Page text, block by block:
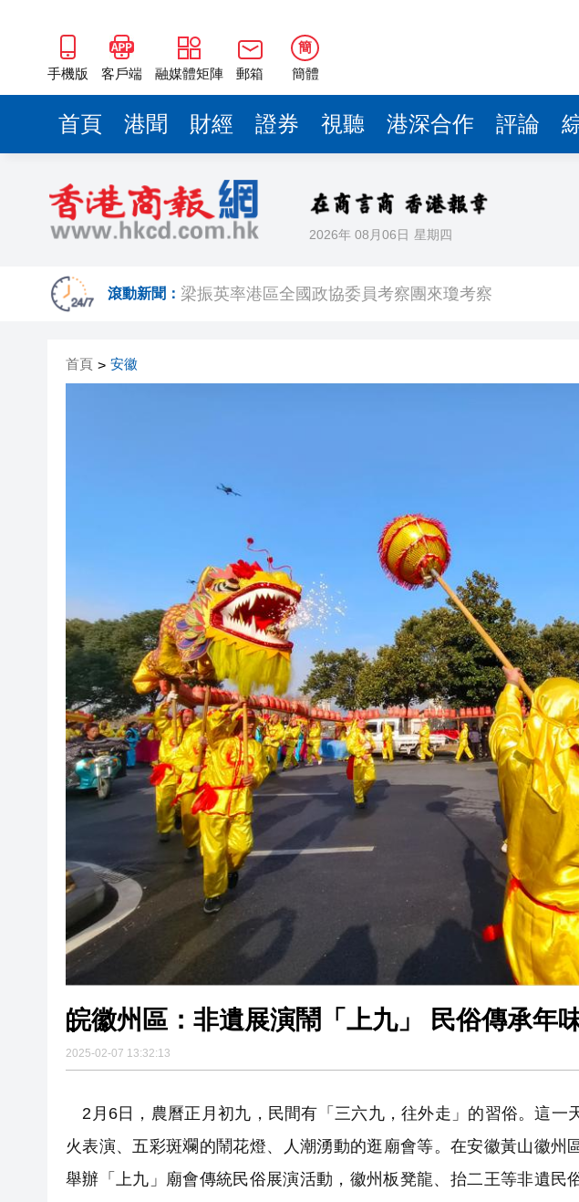
手機版 客戶端 融媒體矩陣 郵箱
簡
簡體
首頁 港聞 財經 證券 視聽 港深合作 評論
2026年 08月06日 星期四
滾動新聞：
2025年海南儋州以舊換新帶動消費約18億元
山東26戶省屬國企去年合計營收2.58萬億 利潤總額近936
瀋陽鐵西校園閱讀活動解鎖閱讀新玩法
有片丨外交部回應特朗普委內瑞拉石油言論 拉美國家有
50餘位頂尖專家共話時代命題
梁振英率港區全國政協委員考察團來瓊考察
50餘位頂尖專家共話時代命題
海南澄邁文儒煥新升級 五組數據見證文儒沉香從傳統邁
梁振英率港區全國政協委員考察團來瓊考察
2025年海南儋州以舊換新帶動消費約18億元
山東26戶省屬國企去年合計營收2.58萬億 利潤總額近
瀋陽鐵西校園閱讀活動解鎖閱讀新玩法
閩粵贛三地漢樂藝術家齊聚深圳，共奏客家文化傳承新
有片丨外交部回應特朗普委內瑞拉石油言論 拉美國家
首頁 > 安徽
皖徽州區：非遺展演鬧「上九」 民俗傳承年
2025-02-07 13:32:13
2月6日，農曆正月初九，民間有「三六九，往外走」的習俗。這一
火表演、五彩斑斕的鬧花燈、人潮湧動的逛廟會等。在安徽黃山徽
舉辦「上九」廟會傳統民俗展演活動，徽州板凳龍、抬二王等非遺民